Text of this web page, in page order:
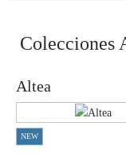
Colecciones
Altea
NEW